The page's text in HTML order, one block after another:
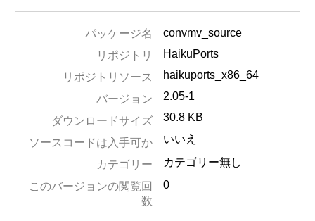
パッケージ名
convmv_source
リポジトリ
HaikuPorts
リポジトリソース
haikuports_x86_64
バージョン
2.05-1
ダウンロードサイズ 30.8 KB
ソースコードは入手可か いいえ
カテゴリー
カテゴリー無し
このバージョンの閲覧回
数
0